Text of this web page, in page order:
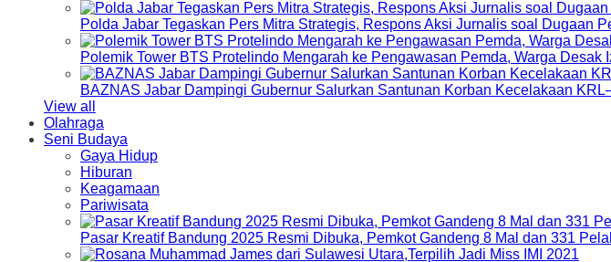
Polda Jabar Tegaskan Pers Mitra Strategis, Respons Aksi Jurnalis soal Dugaan
Polemik Tower BTS Protelindo Mengarah ke Pengawasan Pemda, Warga
BAZNAS Jabar Dampingi Gubernur Salurkan Santunan Korban Kecelakaan
View all
Olahraga
Seni Budaya
Gaya Hidup
Hiburan
Keagamaan
Pariwisata
Pasar Kreatif Bandung 2025 Resmi Dibuka, Pemkot Gandeng 8 Mal dan 331